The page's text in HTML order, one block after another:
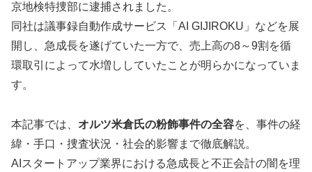
京地検特捜部に逮捕されました。
同社は議事録自動作成サービス「AI GIJIROKU」などを展
開し、急成長を遂げていた一方で、売上高の8～9割を循
環取引によって水増ししていたことが明らかになっていま
す。
本記事では、 オルツ米倉氏の粉飾事件の全容を、事件の経
緯・手口・捜査状況・社会的影響まで徹底解説。
AIスタートアップ業界における急成長と不正会計の闇を理